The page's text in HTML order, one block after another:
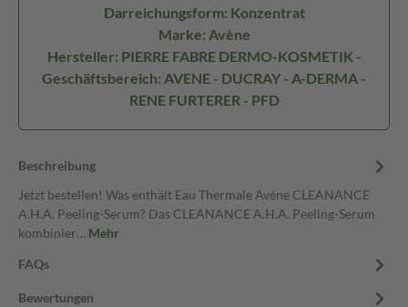
Darreichungsform: Konzentrat
Marke: Avène
Hersteller: PIERRE FABRE DERMO-KOSMETIK -
Geschäftsbereich: AVENE - DUCRAY - A-DERMA -
RENE FURTERER - PFD
Beschreibung
Jetzt bestellen! Was enthält Eau Thermale Avène CLEANANCE
A.H.A. Peeling-Serum? Das CLEANANCE A.H.A. Peeling-Serum
kombinier… Mehr
FAQs
Bewertungen